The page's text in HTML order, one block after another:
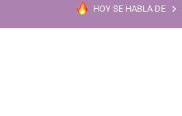
HOY SE HABLA DE